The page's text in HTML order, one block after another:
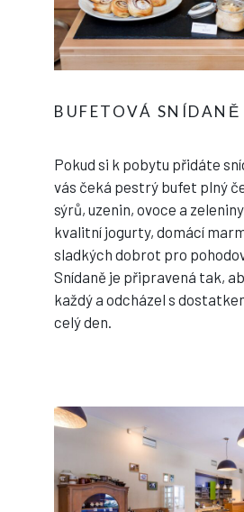
BUFETOVÁ SNÍDANĚ
Pokud si k pobytu přidáte
vás čeká pestrý bufet plný
sýrů, uzenin, ovoce a
kvalitní jogurty, domácí
sladkých dobrot pro
Snídaně je připravená tak,
každý a odcházel s
celý den.